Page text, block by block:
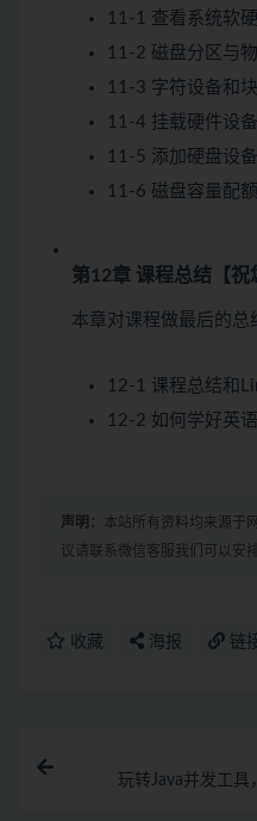
11-1 查看系统软
11-2 磁盘分区与
11-3 字符设备和
11-4 挂载硬件设
11-5 添加硬盘设
11-6 磁盘容量配
第12章 课程总结【祝
本章对课程做最后的总
12-1 课程总结和
12-2 如何学好英
声明： 本站所有资料均来源于
议请联系微信客服我们可以安
收藏 海报 链
玩转Java并发工具